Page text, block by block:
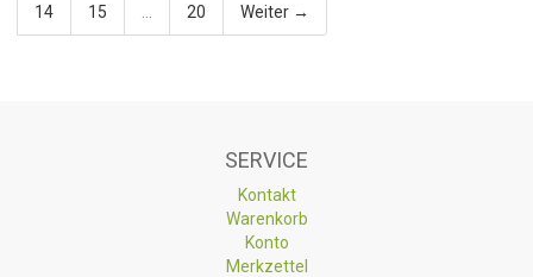
14 15 20 Weiter →
SERVICE
Kontakt
Warenkorb
Konto
Merkzettel